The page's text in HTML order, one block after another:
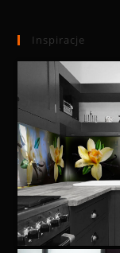
Inspiracje